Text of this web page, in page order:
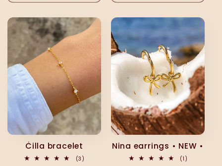
Ċilla bracelet
(3)
Nina earrings • NEW •
(1)